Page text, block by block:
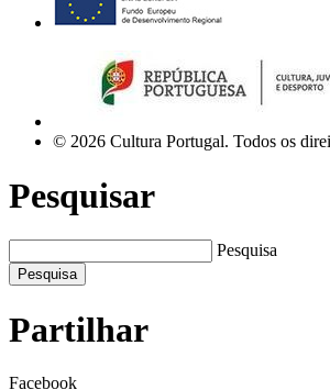
© 2026 Cultura Portugal. Todos os
Pesquisar
Pesquisa
Pesquisa
Partilhar
Facebook